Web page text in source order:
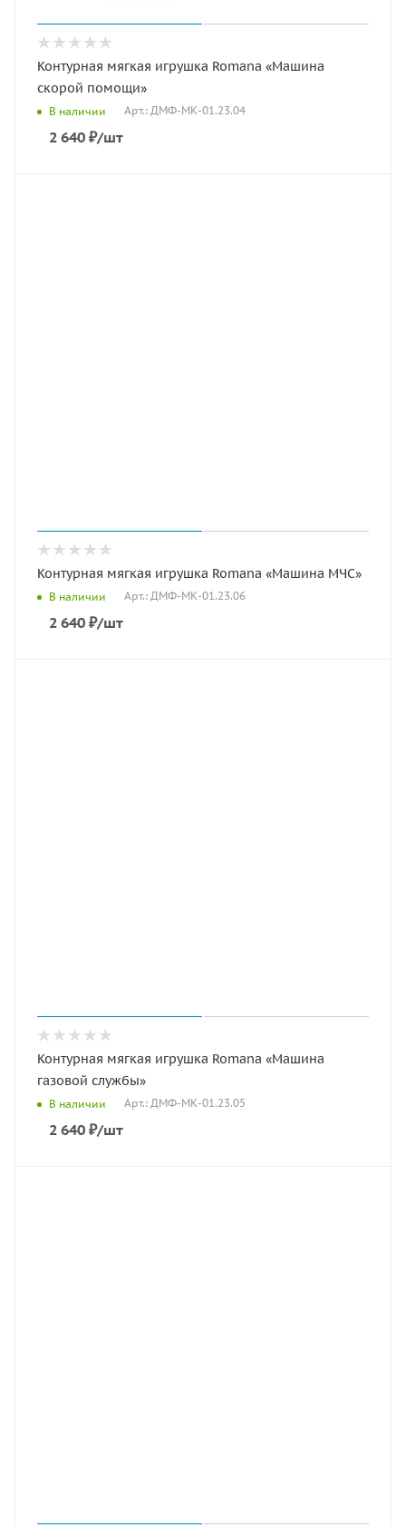
Контурная мягкая игрушка Romana «Машина
скорой помощи»
В наличии Арт.: ДМФ-МК-01.23.04
2 640 ₽/шт
Контурная мягкая игрушка Romana «Машина МЧС»
В наличии Арт.: ДМФ-МК-01.23.06
2 640 ₽/шт
Контурная мягкая игрушка Romana «Машина
газовой службы»
В наличии Арт.: ДМФ-МК-01.23.05
2 640 ₽/шт